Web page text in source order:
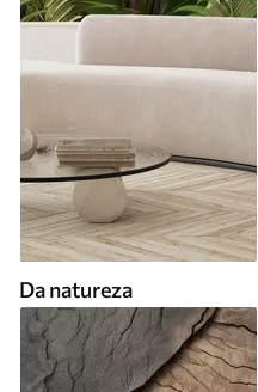
Da natureza